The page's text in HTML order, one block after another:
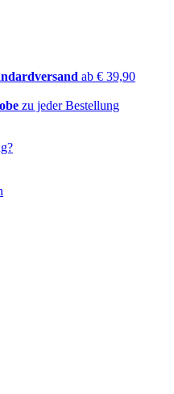
ab € 39,90
zu jeder Bestellung